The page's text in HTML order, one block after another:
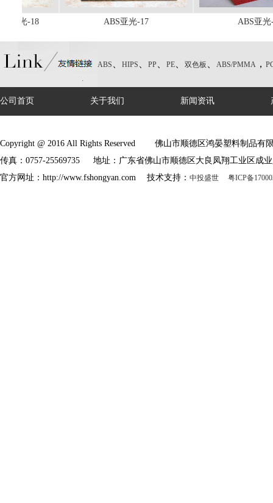
光-18 ABS亚光-17 ABS亚光-16
ABS HIPS PP PE 双色板 ABS/PMMA ，
公司首页 关于我们 新闻资讯
Copyright @ 2016 All Rights Reserved 佛山市顺德区鸿晏塑料制品有
传真：0757-25569735 地址：广东省佛山市顺德区大良凤翔工业区成
官方网址：http://www.fshongyan.com 技术支持： 中投盛世 粤ICP备